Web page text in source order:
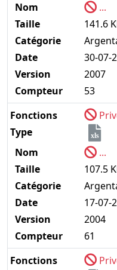
Nom
...
Taille
141.6
Catégorie
Date
30-07-
Version
2007
Compteur
53
Fonctions
Type
xls
Nom
...
Taille
107.5
Catégorie
Date
17-07-
Version
2004
Compteur
61
Fonctions